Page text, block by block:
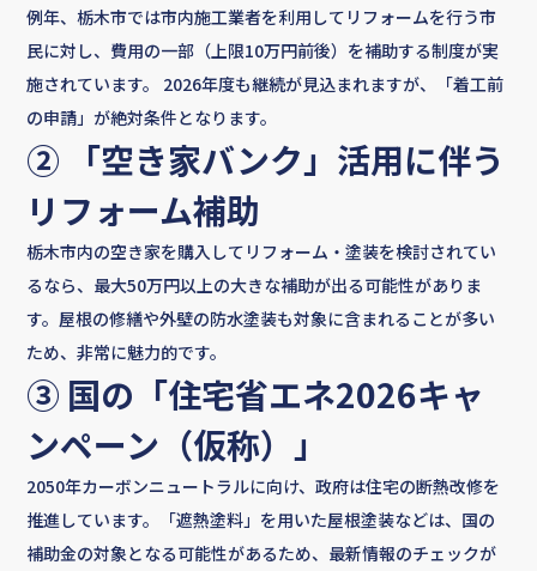
例年、栃木市では市内施工業者を利用してリフォームを行う市
民に対し、費用の一部（上限10万円前後）を補助する制度が実
施されています。 2026年度も継続が見込まれますが、「着工前
の申請」が絶対条件となります。
② 「空き家バンク」活用に伴う
リフォーム補助
栃木市内の空き家を購入してリフォーム・塗装を検討されてい
るなら、最大50万円以上の大きな補助が出る可能性がありま
す。屋根の修繕や外壁の防水塗装も対象に含まれることが多い
ため、非常に魅力的です。
③ 国の「住宅省エネ2026キャ
ンペーン（仮称）」
2050年カーボンニュートラルに向け、政府は住宅の断熱改修を
推進しています。「遮熱塗料」を用いた屋根塗装などは、国の
補助金の対象となる可能性があるため、最新情報のチェックが